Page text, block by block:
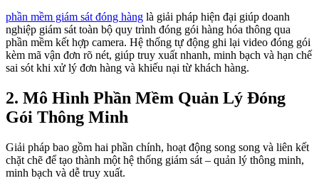
phần mềm giám sát đóng hàng là giải pháp hiện đại giúp doanh
nghiệp giám sát toàn bộ quy trình đóng gói hàng hóa thông qua
phần mềm kết hợp camera. Hệ thống tự động ghi lại video đóng gói
kèm mã vận đơn rõ nét, giúp truy xuất nhanh, minh bạch và hạn chế
sai sót khi xử lý đơn hàng và khiếu nại từ khách hàng.
2. Mô Hình Phần Mềm Quản Lý Đóng
Gói Thông Minh
Giải pháp bao gồm hai phần chính, hoạt động song song và liên kết
chặt chẽ để tạo thành một hệ thống giám sát – quản lý thông minh,
minh bạch và dễ truy xuất.